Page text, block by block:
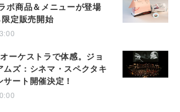
ボ商品＆メニューが登場
定販売開始
ーケストラで体感。ジョ
ムズ：シネマ・スペクタキ
サート開催決定！